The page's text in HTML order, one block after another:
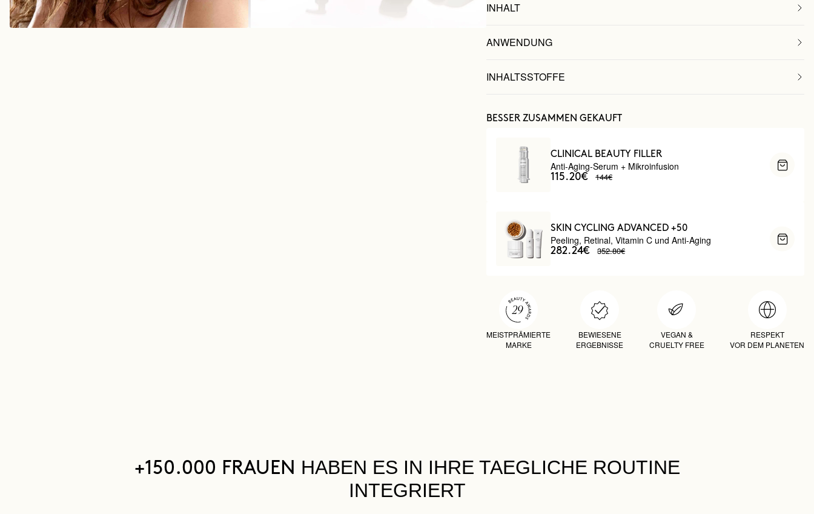
INHALT
ANWENDUNG
INHALTSSTOFFE
BESSER ZUSAMMEN GEKAUFT
CLINICAL BEAUTY FILLER
Anti-Aging-Serum + Mikroinfusion
115.20€ 144€
SKIN CYCLING ADVANCED +50
Peeling, Retinal, Vitamin C und Anti-Aging
282.24€ 352.80€
MEISTPRÄMIERTE
MARKE
BEWIESENE
ERGEBNISSE
VEGAN &
CRUELTY FREE
RESPEKT
VOR DEM PLANETEN
+150.000 FRAUEN HABEN ES IN IHRE TAEGLICHE ROUTINE
INTEGRIERT